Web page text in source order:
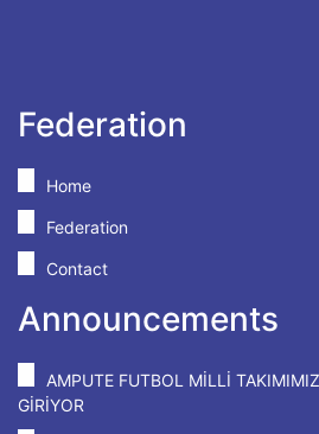
Federation
Home
Federation
Contact
Announcements
AMPUTE FUTBOL MİLLİ
GİRİYOR